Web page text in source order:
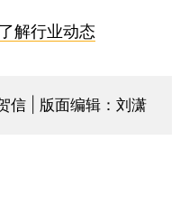
解行业动态
信 | 版面编辑：刘潇